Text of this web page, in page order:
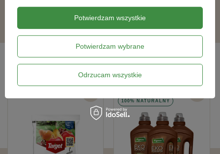
Bestsellery
100% NATURALNY
Potwierdzam wybrane
Odrzucam wszystkie
Potwierdzam wszystkie